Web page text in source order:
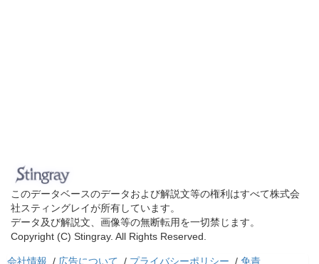
このデータベースのデータおよび解説文等の権利はすべて株式会
社スティングレイが所有しています。
データ及び解説文、画像等の無断転用を一切禁じます。
Copyright (C) Stingray. All Rights Reserved.
会社情報 / 広告について / プライバシーポリシー / 免責